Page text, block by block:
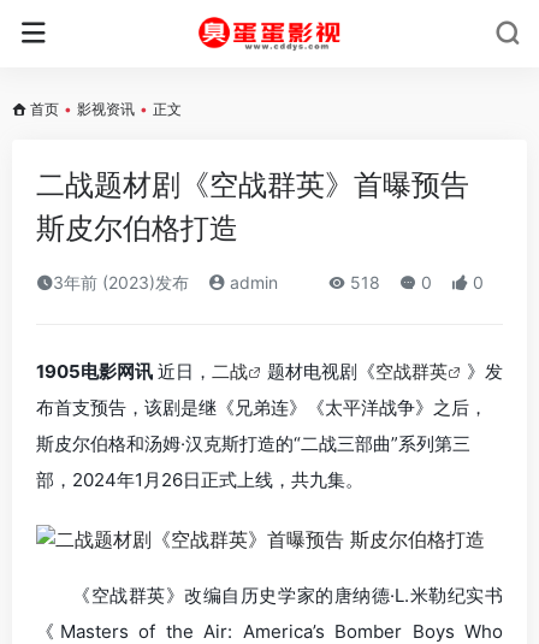
首页 • 影视资讯 • 正文
二战题材剧《空战群英》首曝预告
斯皮尔伯格打造
3年前 (2023)发布 admin 518 0 0
1905电影网讯 近日， 二战 题材电视剧《空战群英
》发
布首支预告，该剧是继《兄弟连》《太平洋战争》之后，
斯皮尔伯格和汤姆·汉克斯打造的“二战三部曲”系列第三
部，2024年1月26日正式上线，共九集。
《空战群英》改编自历史学家的唐纳德·L.米勒纪实书
《Masters of the Air: America’s Bomber Boys Who